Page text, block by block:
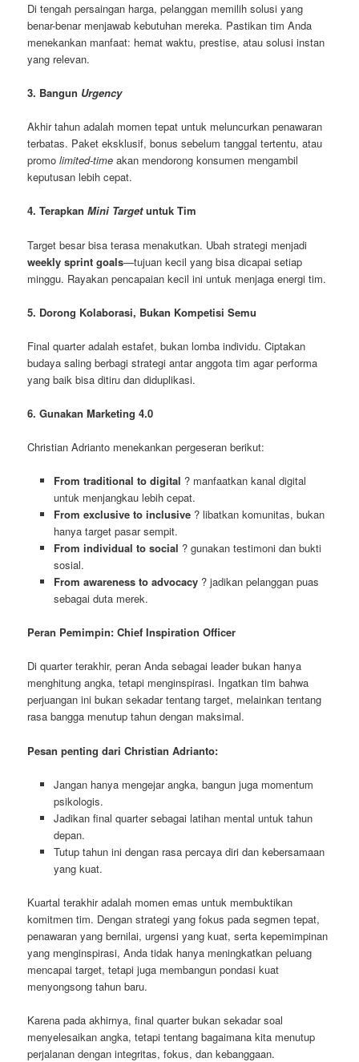
Di tengah persaingan harga, pelanggan memilih solusi yang
benar-benar menjawab kebutuhan mereka. Pastikan tim Anda
menekankan manfaat: hemat waktu, prestise, atau solusi instan
yang relevan.
3. Bangun Urgency
Akhir tahun adalah momen tepat untuk meluncurkan penawaran
terbatas. Paket eksklusif, bonus sebelum tanggal tertentu, atau
promolimited-time akan mendorong konsumen mengambil
keputusan lebih cepat.
4. TerapkanMini Targetuntuk Tim
Target besar bisa terasa menakutkan. Ubah strategi menjadi
weekly sprint goals—tujuan kecil yang bisa dicapai setiap
minggu. Rayakan pencapaian kecil ini untuk menjaga energi tim.
5. Dorong Kolaborasi, Bukan Kompetisi Semu
Final quarter adalah estafet, bukan lomba individu. Ciptakan
budaya saling berbagi strategi antar anggota tim agar performa
yang baik bisa ditiru dan diduplikasi.
6. Gunakan Marketing 4.0
Christian Adrianto menekankan pergeseran berikut:
From traditional to digital ? manfaatkan kanal digital
untuk menjangkau lebih cepat.
From exclusive to inclusive? libatkan komunitas, bukan
hanya target pasar sempit.
From individual to social ? gunakan testimoni dan bukti
sosial.
From awareness to advocacy? jadikan pelanggan puas
sebagai duta merek.
Peran Pemimpin: Chief Inspiration Officer
Di quarter terakhir, peran Anda sebagai leader bukan hanya
menghitung angka, tetapi menginspirasi. Ingatkan tim bahwa
perjuangan ini bukan sekadar tentang target, melainkan tentang
rasa bangga menutup tahun dengan maksimal.
Pesan penting dari Christian Adrianto:
Jangan hanya mengejar angka, bangun juga momentum
psikologis.
Jadikan final quarter sebagai latihan mental untuk tahun
depan.
Tutup tahun ini dengan rasa percaya diri dan kebersamaan
yang kuat.
Kuartal terakhir adalah momen emas untuk membuktikan
komitmen tim. Dengan strategi yang fokus pada segmen tepat,
penawaran yang bernilai, urgensi yang kuat, serta kepemimpinan
yang menginspirasi, Anda tidak hanya meningkatkan peluang
mencapai target, tetapi juga membangun pondasi kuat
menyongsong tahun baru.
Karena pada akhirnya, final quarter bukan sekadar soal
menyelesaikan angka, tetapi tentang bagaimana kita menutup
perjalanan dengan integritas, fokus, dan kebanggaan.